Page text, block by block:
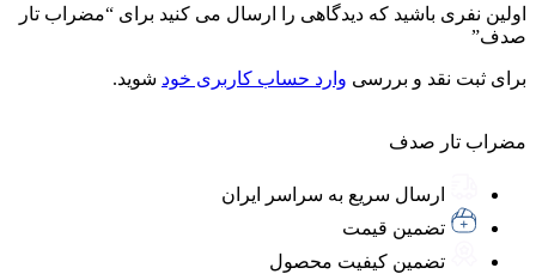
اولین نفری باشید که دیدگاهی را ارسال می کنید برای “مضراب تار
صدف”
برای ثبت نقد و بررسی وارد حساب کاربری خود شوید.
مضراب تار صدف
ارسال سریع به سراسر ایران
تضمین قیمت
تضمین کیفیت محصول